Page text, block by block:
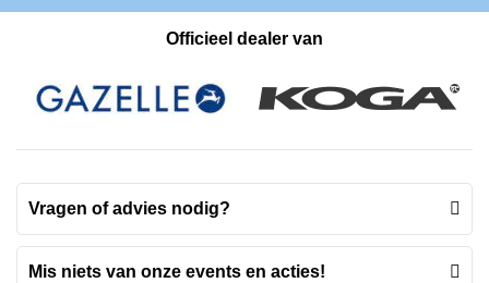
Officieel dealer van
Vragen of advies nodig?
Mis niets van onze events en acties!